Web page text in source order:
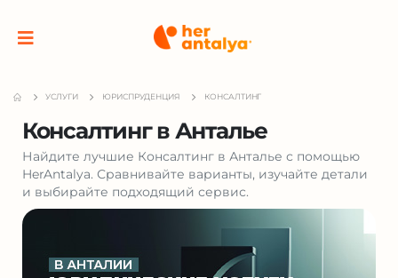
УСЛУГИ ЮРИСПРУДЕНЦИЯ КОНСАЛТИНГ
Консалтинг в Анталье
Найдите лучшие Консалтинг в Анталье с помощью
HerAntalya. Сравнивайте варианты, изучайте детали
и выбирайте подходящий сервис.